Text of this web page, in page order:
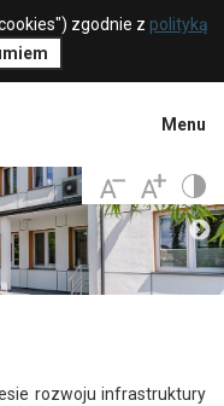
zgodnie z polityką
Menu
rozwoju infrastruktury